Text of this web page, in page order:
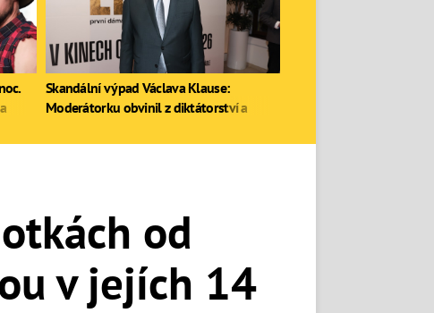
od
v jejích 14
Skandální výpad Václava Klause:
Moderátorku obvinil z diktátorství a